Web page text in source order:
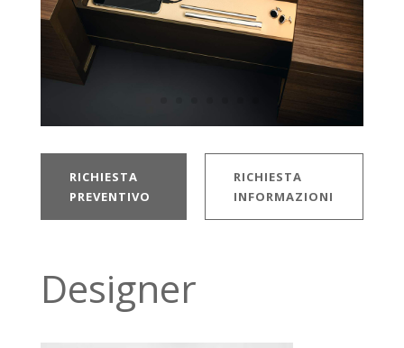
RICHIESTA
PREVENTIVO
RICHIESTA
INFORMAZIONI
Designer